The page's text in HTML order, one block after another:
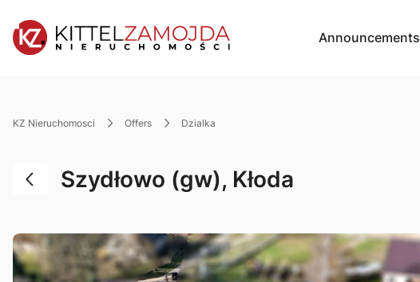
Announcements
KZ Nieruchomosci Offers dzialka
Szydłowo (gw), Kłoda